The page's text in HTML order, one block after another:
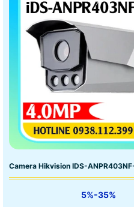
Camera Hikvision IDS-
5%-35%